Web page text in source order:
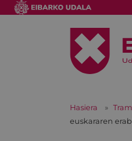
Hasiera
euskararen